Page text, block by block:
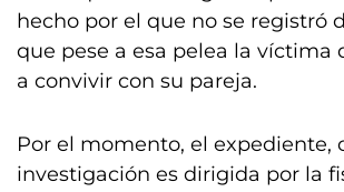
hecho por el que no se registró
que pese a esa pelea la víctima
a convivir con su pareja.
Por el momento, el expediente,
investigación es dirigida por la